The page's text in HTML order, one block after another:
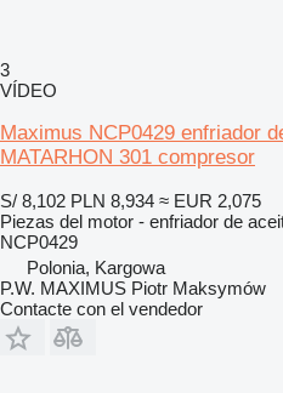
3
VÍDEO
Maximus NCP0429 enfriador
MATARHON 301 compresor
S/ 8,102 PLN 8,934 ≈ EUR 2,075
Piezas del motor - enfriador de
NCP0429
Polonia, Kargowa
P.W. MAXIMUS Piotr Maksymów
Contacte con el vendedor